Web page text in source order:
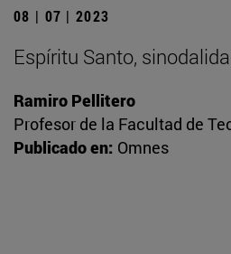
08 | 07 | 2023
Espíritu Santo,
Ramiro Pellitero
Profesor de la Facultad de
Publicado en: Omnes